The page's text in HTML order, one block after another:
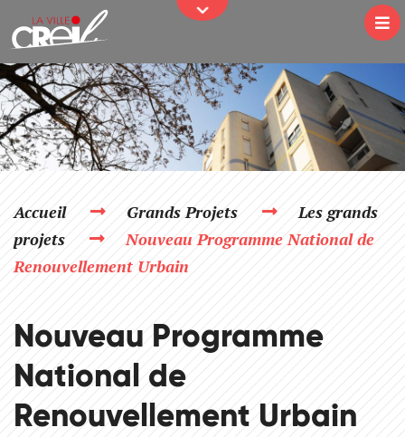
Passer au contenu JE PARTICIPE
Accueil Grands Projets
Les grands
projets
Nouveau Programme National de
Renouvellement Urbain
Nouveau Programme
National de
Renouvellement Urbain